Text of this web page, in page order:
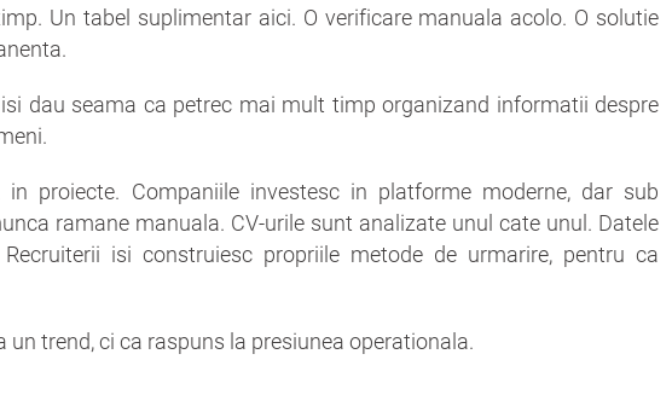
Un tabel suplimentar aici. O verificare manuala acolo. O solutie
dau seama ca petrec mai mult timp organizand informatii despre
proiecte. Companiile investesc in platforme moderne, dar sub
ramane manuala. CV-urile sunt analizate unul cate unul. Datele
isi construiesc propriile metode de urmarire, pentru ca
trend, ci ca raspuns la presiunea operationala.